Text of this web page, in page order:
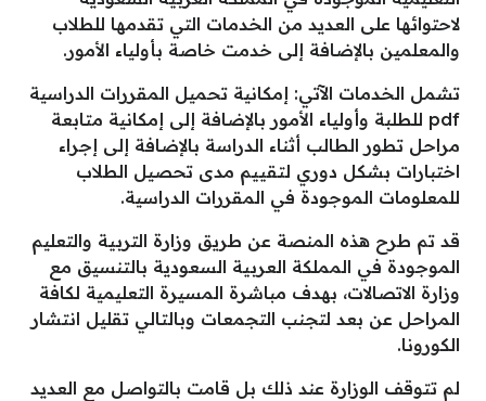
لاحتوائها على العديد من الخدمات التي تقدمها للطلاب
والمعلمين بالإضافة إلى خدمت خاصة بأولياء الأمور.
تشمل الخدمات الآتي: إمكانية تحميل المقررات الدراسية
pdf للطلبة وأولياء الأمور بالإضافة إلى إمكانية متابعة
مراحل تطور الطالب أثناء الدراسة بالإضافة إلى إجراء
اختبارات بشكل دوري لتقييم مدى تحصيل الطلاب
للمعلومات الموجودة في المقررات الدراسية.
قد تم طرح هذه المنصة عن طريق وزارة التربية والتعليم
الموجودة في المملكة العربية السعودية بالتنسيق مع
وزارة الاتصالات، بهدف مباشرة المسيرة التعليمية لكافة
المراحل عن بعد لتجنب التجمعات وبالتالي تقليل انتشار
الكورونا.
لم تتوقف الوزارة عند ذلك بل قامت بالتواصل مع العديد